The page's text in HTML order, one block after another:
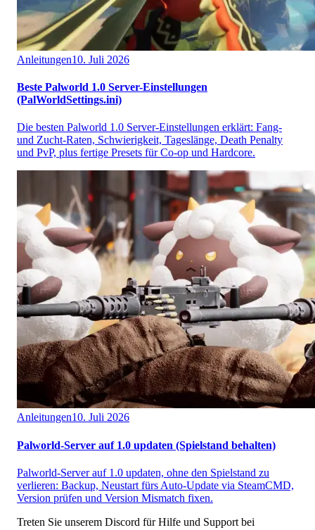
Anleitungen10. Juli 2026
Beste Palworld 1.0 Server-Einstellungen
(PalWorldSettings.ini)
Die besten Palworld 1.0 Server-Einstellungen erklärt: Fang-
und Zucht-Raten, Schwierigkeit, Tageslänge, Death Penalty
und PvP, plus fertige Presets für Co-op und Hardcore.
Anleitungen10. Juli 2026
Palworld-Server auf 1.0 updaten (Spielstand behalten)
Palworld-Server auf 1.0 updaten, ohne den Spielstand zu
verlieren: Backup, Neustart fürs Auto-Update via SteamCMD,
Version prüfen und Version Mismatch fixen.
Treten Sie unserem Discord für Hilfe und Support bei